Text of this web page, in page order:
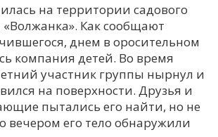
У
Х
Ч
на территории садового
Как сообщают
днем в оросительном
компания детей. Во время
участник группы нырнул и
на поверхности. Друзья и
пытались его найти, но не
вечером его тело обнаружили